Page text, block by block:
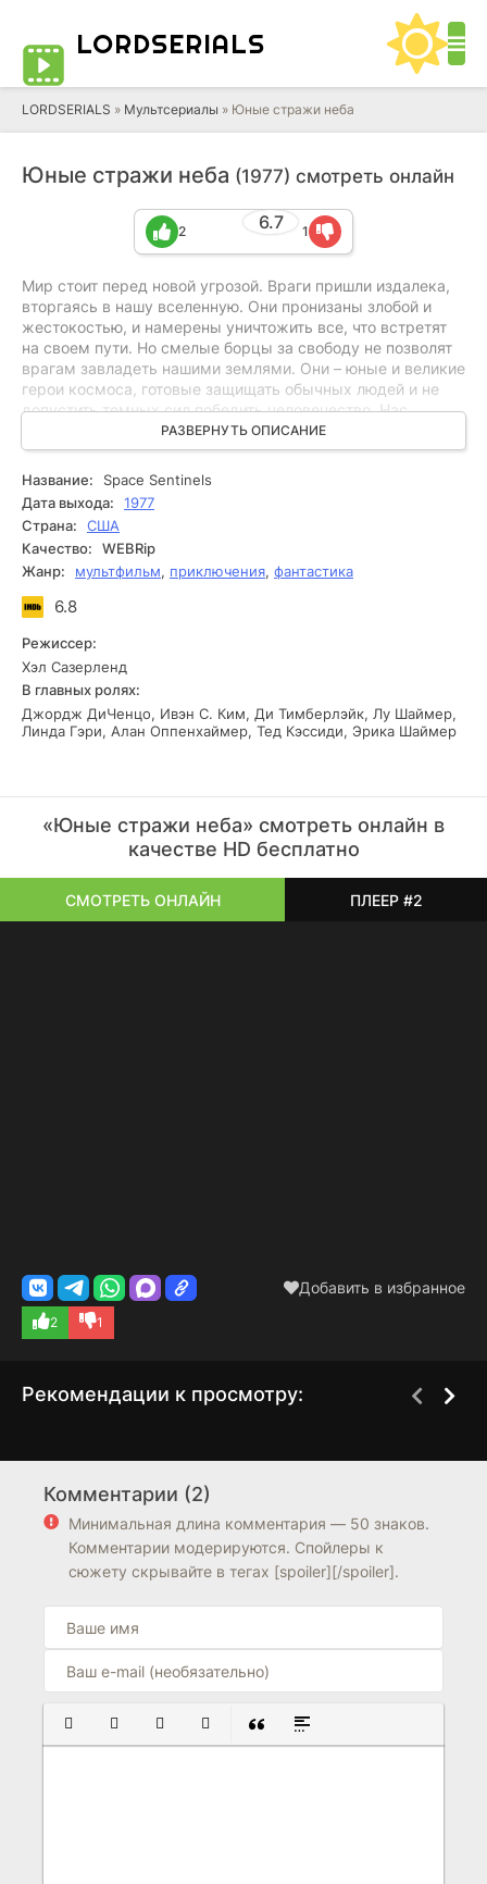
LORDSERIALS
LORDSERIALS » Мультсериалы » Юные стражи неба
Юные стражи неба (1977) смотреть онлайн
6.7
2 1
Мир стоит перед новой угрозой. Враги пришли издалека,
вторгаясь в нашу вселенную. Они пронизаны злобой и
жестокостью, и намерены уничтожить все, что встретят
на своем пути. Но смелые борцы за свободу не позволят
врагам завладеть нашими землями. Они – юные и великие
герои космоса, готовые защищать обычных людей и не
допустить темных сил победить человечество. Нас
ожидает по-настоящему захватывающая история, полная
неожиданных открытий и удивительных результатов.
Впереди нас ждет эпическая битва!
РАЗВЕРНУТЬ ОПИСАНИЕ
Название:
Space Sentinels
Дата выхода:
1977
Страна:
США
Качество:
WEBRip
Жанр:
мультфильм, приключения, фантастика
6.8
Режиссер:
Хэл Сазерленд
В главных ролях:
Джордж ДиЧенцо, Ивэн С. Ким, Ди Тимберлэйк, Лу Шаймер,
Линда Гэри, Алан Оппенхаймер, Тед Кэссиди, Эрика Шаймер
«Юные стражи неба» смотреть онлайн в
качестве HD бесплатно
СМОТРЕТЬ ОНЛАЙН ПЛЕЕР #2
Добавить в избранное
2 1
Рекомендации к просмотру:
7.3 6.3
Комментарии (2)
Минимальная длина комментария — 50 знаков.
Комментарии модерируются. Спойлеры к
сюжету скрывайте в тегах [spoiler][/spoiler].
ПОЛУЖИРНЫЙ
КУРСИВПОДЧЕРКНУТЫЙ
ЗАЧЕРКНУТЫЙ
ВСТАВКА ЦИТАТЫ
ВСТАВКА СПОЙЛЕРА